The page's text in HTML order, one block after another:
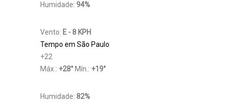
Humidade: 94%
Vento: E - 8 KPH
Tempo em São Paulo
+22
Máx.: +28° Mín.: +19°
Humidade: 82%